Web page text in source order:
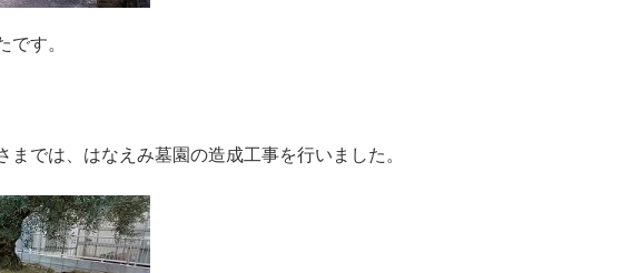
す。
までは、はなえみ墓園の造成工事を行いました。